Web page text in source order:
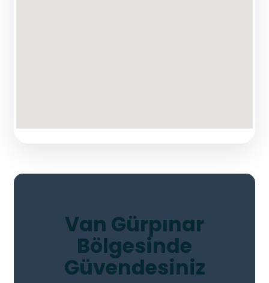
Van Gürpınar
Bölgesinde
Güvendesiniz